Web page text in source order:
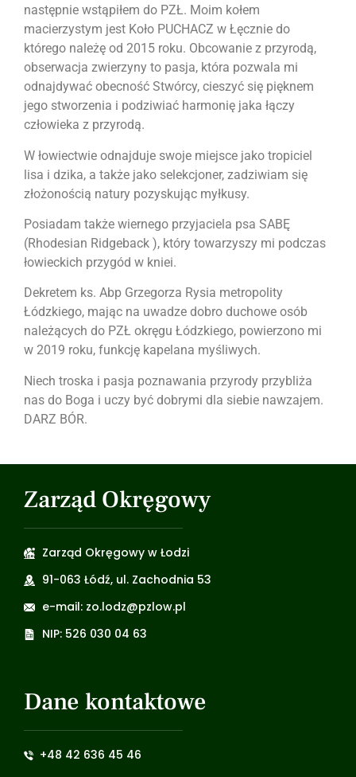
następnie wstąpiłem do PZŁ. Moim kołem
macierzystym jest Koło PUCHACZ w Łęcznie do
którego należę od 2015 roku. Obcowanie z przyrodą,
obserwacja zwierzyny to pasja, która pozwala mi
odnajdywać obecność Stwórcy, cieszyć się pięknem
jego stworzenia i podziwiać harmonię jaka łączy
człowieka z przyrodą.
W łowiectwie odnajduje swoje miejsce jako tropiciel
lisa i dzika, a także jako selekcjoner, zadziwiam się
złożonością natury pozyskując myłkusy.
Posiadam także wiernego przyjaciela psa SABĘ
(Rhodesian Ridgeback ), który towarzyszy mi podczas
łowieckich przygód w kniei.
Dekretem ks. Abp Grzegorza Rysia metropolity
Łódzkiego, mając na uwadze dobro duchowe osób
należących do PZŁ okręgu Łódzkiego, powierzono mi
w 2019 roku, funkcję kapelana myśliwych.
Niech troska i pasja poznawania przyrody przybliża
nas do Boga i uczy być dobrymi dla siebie nawzajem.
DARZ BÓR.
Zarząd Okręgowy
Zarząd Okręgowy w Łodzi
91-063 Łódź, ul. Zachodnia 53
e-mail: zo.lodz@pzlow.pl
NIP: 526 030 04 63
Dane kontaktowe
+48 42 636 45 46